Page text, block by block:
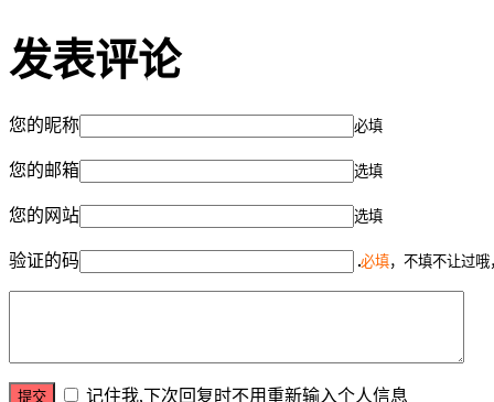
发表评论
您的昵称 必填
您的邮箱 选填
您的网站 选填
验证的码 必填，不填不让过
记住我,下次回复时不用重新输入个人信息